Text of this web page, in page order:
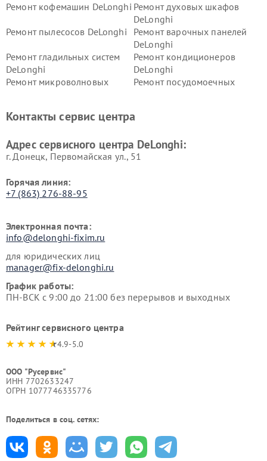
Ремонт кофемашин DeLonghi Ремонт духовых шкафов
DeLonghi
Ремонт пылесосов DeLonghi
Ремонт варочных панелей
DeLonghi
Ремонт гладильных систем
DeLonghi
Ремонт кондиционеров
DeLonghi
Ремонт микроволновых
Ремонт посудомоечных
DeLonghi
DeLonghi
Контакты сервис центра
Адрес сервисного центра DeLonghi:
г. Донецк, Первомайская ул., 51
Горячая линия:
+7 (863) 276-88-95
Электронная почта:
info@delonghi-fixim.ru
для юридических лиц
manager@fix-delonghi.ru
График работы:
ПН-ВСК с 9:00 до 21:00 без перерывов и выходных
Рейтинг сервисного центра
4.9-5.0
ООО "Русервис"
ИНН 7702633247
ОГРН 1077746335776
Поделиться в соц. сетях: